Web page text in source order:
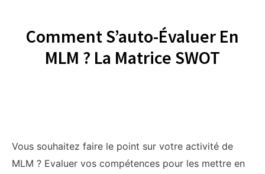
Comment S’auto-Évaluer En
MLM ? La Matrice SWOT
Vous souhaitez faire le point sur votre activité de
MLM ? Evaluer vos compétences pour les mettre en